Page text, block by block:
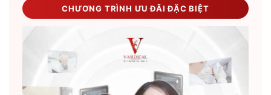
CHƯƠNG TRÌNH ƯU ĐÃI ĐẶC BIỆT